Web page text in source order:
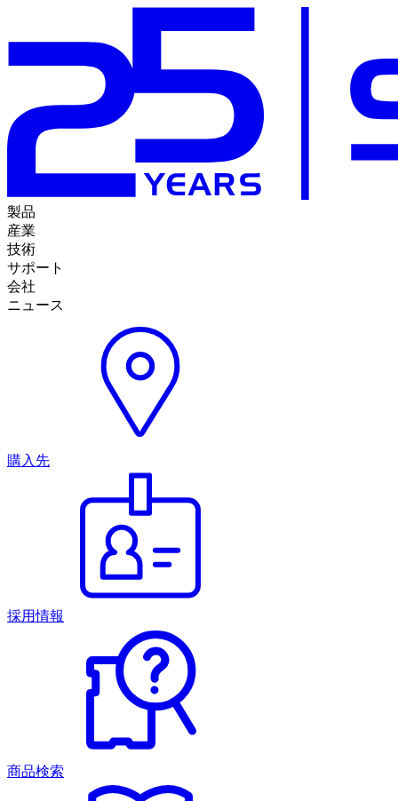
製品
産業
技術
サポート
会社
ニュース
購入先
採用情報
商品検索